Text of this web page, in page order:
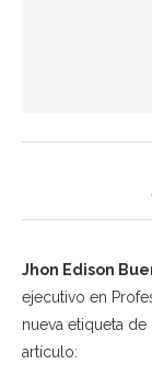
Jhon Edison
ejecutivo en
nueva etiqueta
artículo: